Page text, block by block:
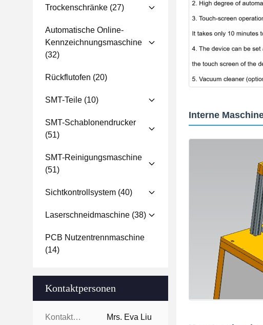
Trockenschränke (27)
Automatische Online-
Kennzeichnungsmaschine
(32)
Rückflutofen (20)
SMT-Teile (10)
SMT-Schablonendrucker
(51)
SMT-Reinigungsmaschine
(51)
Sichtkontrollsystem (40)
Laserschneidmaschine (38)
PCB Nutzentrennmaschine
(14)
Kontaktpersonen
Kontaktpersonen: Mrs. Eva Liu
Interne